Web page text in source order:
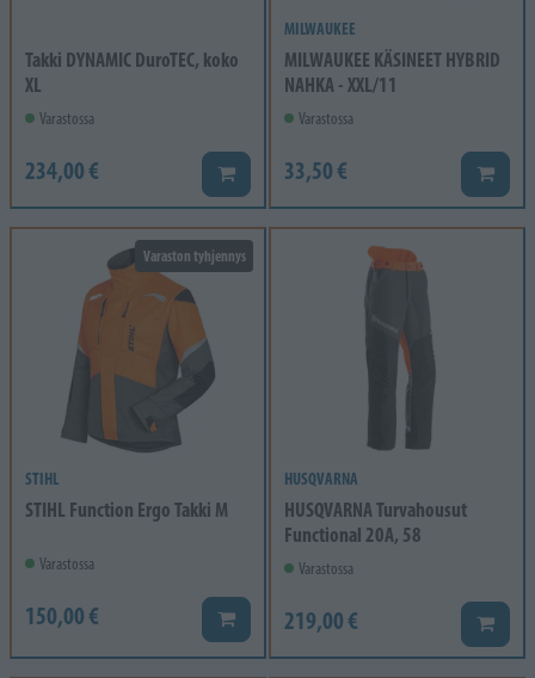
Takki DYNAMIC DuroTEC, koko
XL
Varastossa
234,00 € Lisää koriin
MILWAUKEE
MILWAUKEE KÄSINEET HYBRID
NAHKA - XXL/11
Varastossa
33,50 € Lisää
Varaston tyhjennys
STIHL
STIHL Function Ergo Takki M
Varastossa
150,00 € Lisää koriin
HUSQVARNA
HUSQVARNA Turvahousut
Functional 20A, 58
Varastossa
219,00 € Lisää